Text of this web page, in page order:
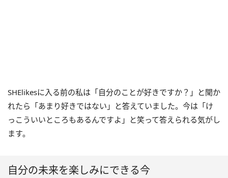
SHElikesに入る前の私は「自分のことが好きですか？」と聞か
れたら「あまり好きではない」と答えていました。今は「け
っこういいところもあるんですよ」と笑って答えられる気がし
ます。
自分の未来を楽しみにできる今